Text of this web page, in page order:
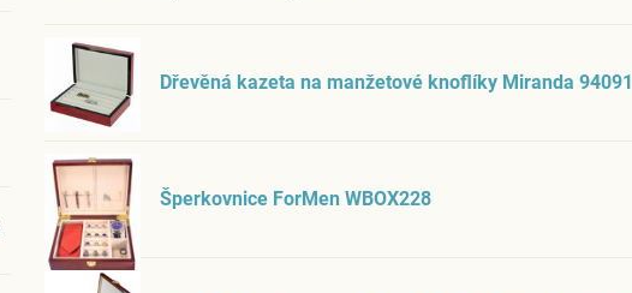
Dřevěná kazeta na manžetové knoflíky Miranda 94091
Šperkovnice ForMen WBOX228